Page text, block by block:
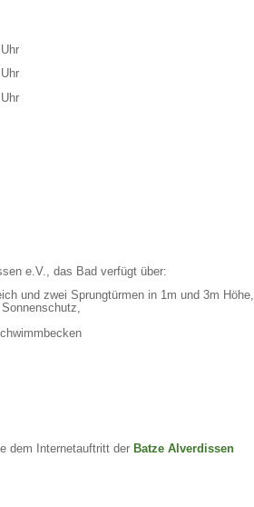
e.V., das Bad verfügt über:
und zwei Sprungtürmen in 1m und 3m Höhe,
dem Internetauftritt der Batze Alverdissen